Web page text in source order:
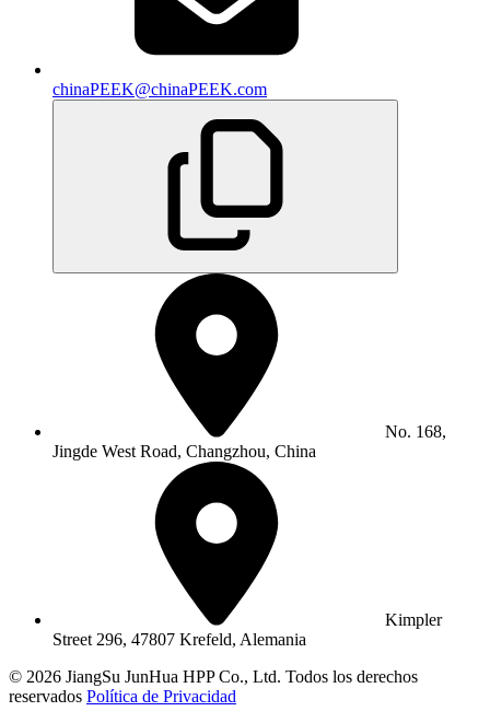
chinaPEEK@chinaPEEK.com
No. 168,
Jingde West Road, Changzhou, China
Kimpler
Street 296, 47807 Krefeld, Alemania
© 2026 JiangSu JunHua HPP Co., Ltd. Todos los derechos
reservados Política de Privacidad